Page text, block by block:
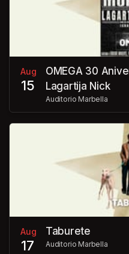
Aug
15
OMEGA 30
Lagartija Nick
Auditorio Marbella
Aug
17
Taburete
Auditorio Marbella